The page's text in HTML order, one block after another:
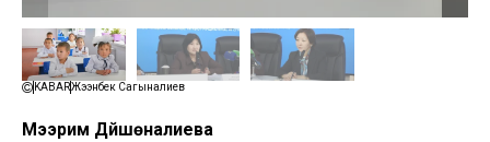
KABARЖээнбек Сагыналиев
Мээрим Дүйшөналиева